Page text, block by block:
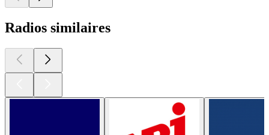
Radios similaires